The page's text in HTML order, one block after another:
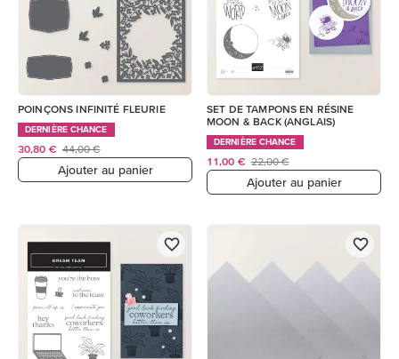
POINÇONS INFINITÉ FLEURIE
DERNIÈRE CHANCE
30,80 € 44,00 €
Ajouter au panier
SET DE TAMPONS EN RÉSINE
MOON & BACK (ANGLAIS)
DERNIÈRE CHANCE
11,00 € 22,00 €
Ajouter au panier